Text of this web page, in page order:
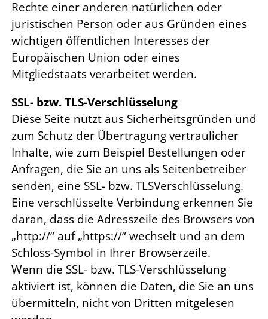
Rechte einer anderen natürlichen oder
juristischen Person oder aus Gründen eines
wichtigen öffentlichen Interesses der
Europäischen Union oder eines
Mitgliedstaats verarbeitet werden.
SSL- bzw. TLS-Verschlüsselung
Diese Seite nutzt aus Sicherheitsgründen und
zum Schutz der Übertragung vertraulicher
Inhalte, wie zum Beispiel Bestellungen oder
Anfragen, die Sie an uns als Seitenbetreiber
senden, eine SSL- bzw. TLSVerschlüsselung.
Eine verschlüsselte Verbindung erkennen Sie
daran, dass die Adresszeile des Browsers von
„http://“ auf „https://“ wechselt und an dem
Schloss-Symbol in Ihrer Browserzeile.
Wenn die SSL- bzw. TLS-Verschlüsselung
aktiviert ist, können die Daten, die Sie an uns
übermitteln, nicht von Dritten mitgelesen